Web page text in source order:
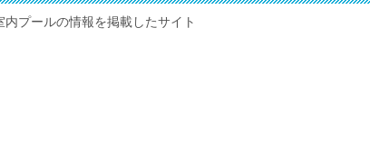
プールの情報を掲載したサイト